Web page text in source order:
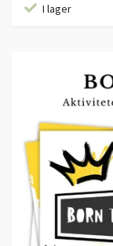
I lager